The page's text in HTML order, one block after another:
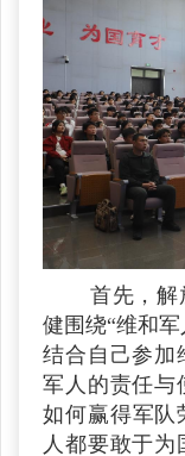
首先，解放
健围绕“维和
结合自己参加
军人的责任与
如何赢得军
人都要敢于